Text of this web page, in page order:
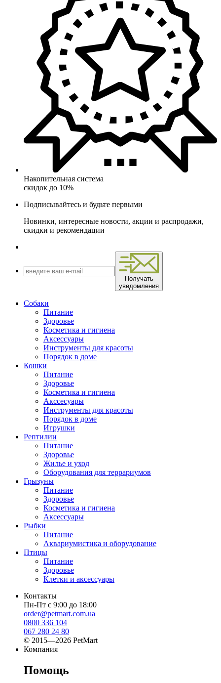
Накопительная система
скидок до 10%
Подписывайтесь и будьте первыми
Новинки, интересные новости, акции и распродажи,
скидки и рекомендации
Получать
уведомления
Собаки
Питание
Здоровье
Косметика и гигиена
Аксессуары
Инструменты для красоты
Порядок в доме
Кошки
Питание
Здоровье
Косметика и гигиена
Акссесуары
Инструменты для красоты
Порядок в доме
Игрушки
Рептилии
Питание
Здоровье
Жилье и уход
Оборудования для террариумов
Грызуны
Питание
Здоровье
Косметика и гигиена
Аксессуары
Рыбки
Питание
Аквариумистика и оборудование
Птицы
Питание
Здоровье
Клетки и аксессуары
Контакты
Пн-Пт с 9:00 до 18:00
order@petmart.com.ua
0800 336 104
067 280 24 80
© 2015—2026 PetMart
Компания
Помощь